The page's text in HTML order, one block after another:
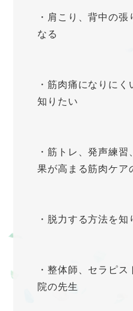
・肩こり、背中の
なる
・筋肉痛になりに
知りたい
・筋トレ、発声練
果が高まる筋肉ケア
・脱力する方法を知
・整体師、セラピ
院の先生